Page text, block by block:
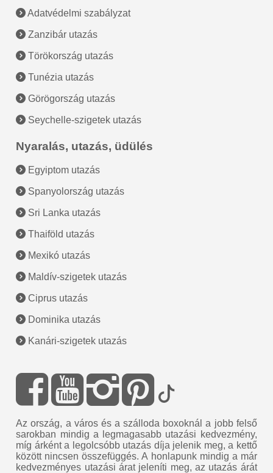
Adatvédelmi szabályzat
Zanzibár utazás
Törökország utazás
Tunézia utazás
Görögország utazás
Seychelle-szigetek utazás
Nyaralás, utazás, üdülés
Egyiptom utazás
Spanyolország utazás
Sri Lanka utazás
Thaiföld utazás
Mexikó utazás
Maldív-szigetek utazás
Ciprus utazás
Dominika utazás
Kanári-szigetek utazás
Az ország, a város és a szálloda boxoknál a jobb felső
sarokban mindig a legmagasabb utazási kedvezmény,
míg árként a legolcsóbb utazás díja jelenik meg, a kettő
között nincsen összefüggés. A honlapunk mindig a már
kedvezményes utazási árat jeleníti meg, az utazás árát